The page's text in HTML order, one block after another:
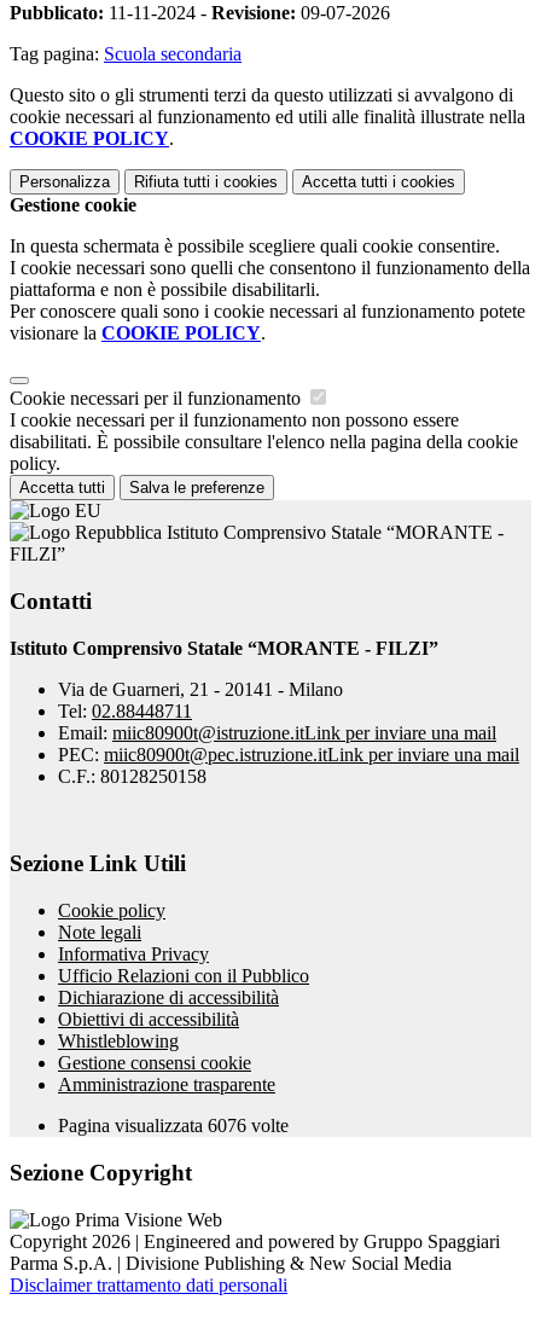
Pubblicato: 11-11-2024 - Revisione: 09-07-2026
Tag pagina: Scuola secondaria
Questo sito o gli strumenti terzi da questo utilizzati si avvalgono di
cookie necessari al funzionamento ed utili alle finalità illustrate nella
COOKIE POLICY.
Personalizza Rifiuta tutti i cookies Accetta tutti i cookies
Gestione cookie
In questa schermata è possibile scegliere quali cookie consentire.
I cookie necessari sono quelli che consentono il funzionamento della
piattaforma e non è possibile disabilitarli.
Per conoscere quali sono i cookie necessari al funzionamento potete
visionare la COOKIE POLICY.
Cookie necessari per il funzionamento
I cookie necessari per il funzionamento non possono essere
disabilitati. È possibile consultare l'elenco nella pagina della cookie
policy.
Accetta tutti Salva le preferenze
Istituto Comprensivo Statale “MORANTE -
FILZI”
Contatti
Istituto Comprensivo Statale “MORANTE - FILZI”
Via de Guarneri, 21 - 20141 - Milano
Tel: 02.88448711
Email: miic80900t@istruzione.itLink per inviare una mail
PEC: miic80900t@pec.istruzione.itLink per inviare una mail
C.F.: 80128250158
Sezione Link Utili
Cookie policy
Note legali
Informativa Privacy
Ufficio Relazioni con il Pubblico
Dichiarazione di accessibilità
Obiettivi di accessibilità
Whistleblowing
Gestione consensi cookie
Amministrazione trasparente
Pagina visualizzata 6076 volte
Sezione Copyright
Copyright 2026 | Engineered and powered by Gruppo Spaggiari
Parma S.p.A. | Divisione Publishing & New Social Media
Disclaimer trattamento dati personali